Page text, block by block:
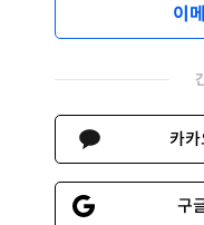
이
카
구